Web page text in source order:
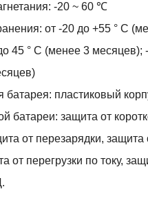
-20 ~ 60 ℃
от -20 до +55 ° C
45 ° C (менее 3 месяцев);
батарея: пластиковый
батареи: защита от
от перезарядки, защита
от перегрузки по току,